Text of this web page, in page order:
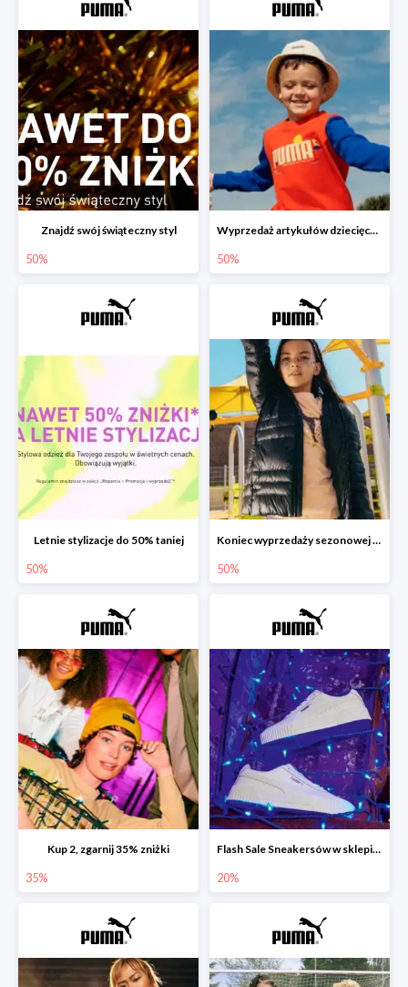
Znajdź swój świąteczny styl
50%
Wyprzedaż artykułów dziecięcych do -50%
50%
Letnie stylizacje do 50% taniej
50%
Koniec wyprzedaży sezonowej w sklepie Puma do -50%
50%
Kup 2, zgarnij 35% zniżki
35%
Flash Sale Sneakersów w sklepie Puma do -20%
20%